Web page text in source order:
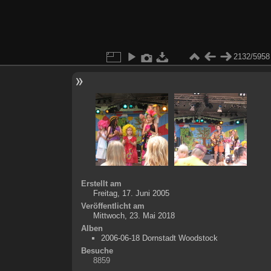
2132/5958
Erstellt am
Freitag, 17. Juni 2005
Veröffentlicht am
Mittwoch, 23. Mai 2018
Alben
2006-06-18 Dornstadt Woodstock
Besuche
8859